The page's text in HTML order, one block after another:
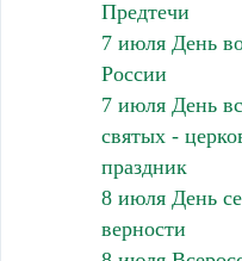
Предтечи
7 июля День
России
7 июля День
святых -
праздник
8 июля День
верности